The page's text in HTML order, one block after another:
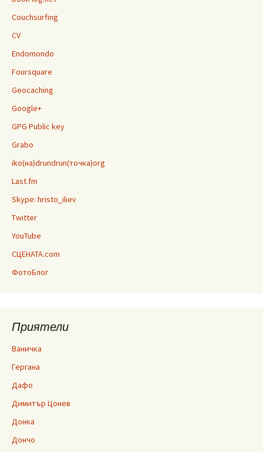
Couchsurfing
CV
Endomondo
Foursquare
Geocaching
Google+
GPG Public key
Grabo
iko(на)drundrun(точка)org
Last.fm
Skype: hristo_iliev
Twitter
YouTube
СЦЕНАТА.com
ФотоБлог
Приятели
Ваничка
Гергана
Дафо
Димитър Цонев
Донка
Дончо